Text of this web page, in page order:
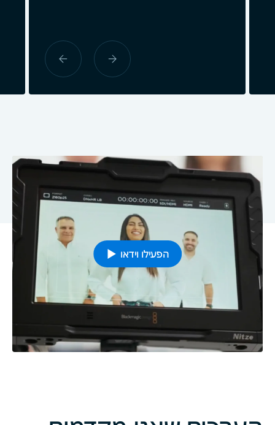
previous
slide
next
slide
הפעילו וידאו